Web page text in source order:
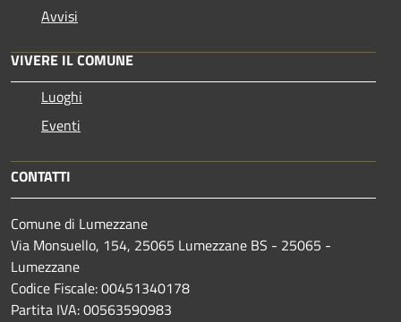
Avvisi
VIVERE IL COMUNE
Luoghi
Eventi
CONTATTI
Comune di Lumezzane
Via Monsuello, 154, 25065 Lumezzane BS - 25065 -
Lumezzane
Codice Fiscale: 00451340178
Partita IVA: 00563590983